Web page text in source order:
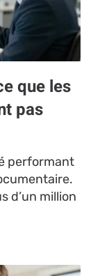
que les
pas
performant
d’un million